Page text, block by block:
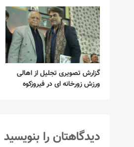
گزارش تصویری تجلیل از اهالی
ورزش زورخانه ای در فیروزکوه
دیدگاهتان را بنویسید